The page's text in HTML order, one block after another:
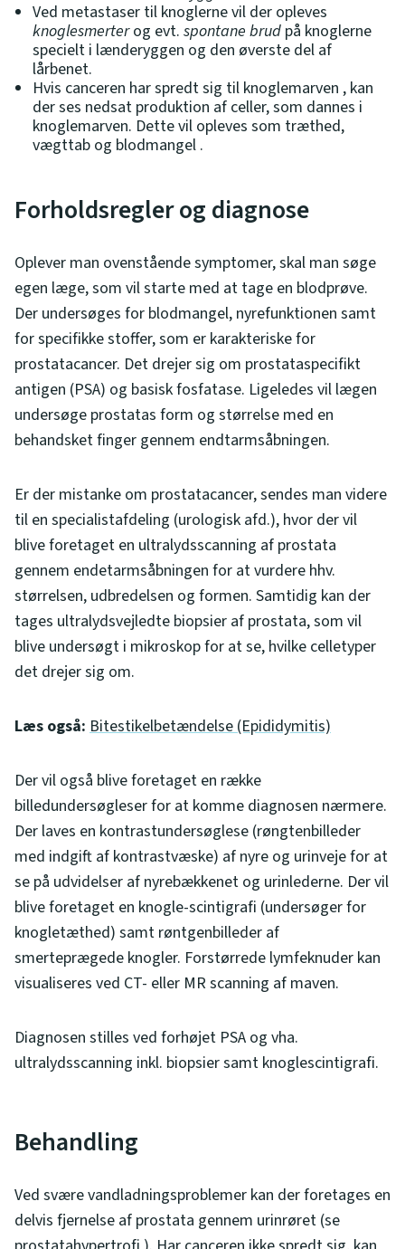
Ved metastaser til knoglerne vil der opleves
knoglesmerterog evt. spontane brud på knoglerne
specielt i lænderyggen og den øverste del af
lårbenet.
Hvis canceren har spredt sig til knoglemarven , kan
der ses nedsat produktion af celler, som dannes i
knoglemarven. Dette vil opleves som træthed,
vægttab og blodmangel .
Forholdsregler og diagnose
Oplever man ovenstående symptomer, skal man søge
egen læge, som vil starte med at tage en blodprøve.
Der undersøges for blodmangel, nyrefunktionen samt
for specifikke stoffer, som er karakteriske for
prostatacancer. Det drejer sig om prostataspecifikt
antigen (PSA) og basisk fosfatase. Ligeledes vil lægen
undersøge prostatas form og størrelse med en
behandsket finger gennem endtarmsåbningen.
Er der mistanke om prostatacancer, sendes man videre
til en specialistafdeling (urologisk afd.), hvor der vil
blive foretaget en ultralydsscanning af prostata
gennem endetarmsåbningen for at vurdere hhv.
størrelsen, udbredelsen og formen. Samtidig kan der
tages ultralydsvejledte biopsier af prostata, som vil
blive undersøgt i mikroskop for at se, hvilke celletyper
det drejer sig om.
Læs også: Bitestikelbetændelse (Epididymitis)
Der vil også blive foretaget en række
billedundersøgleser for at komme diagnosen nærmere.
Der laves en kontrastundersøglese (røngtenbilleder
med indgift af kontrastvæske) af nyre og urinveje for at
se på udvidelser af nyrebækkenet og urinlederne. Der vil
blive foretaget en knogle-scintigrafi (undersøger for
knogletæthed) samt røntgenbilleder af
smerteprægede knogler. Forstørrede lymfeknuder kan
visualiseres ved CT- eller MR scanning af maven.
Diagnosen stilles ved forhøjet PSA og vha.
ultralydsscanning inkl. biopsier samt knoglescintigrafi.
Behandling
Ved svære vandladningsproblemer kan der foretages en
delvis fjernelse af prostata gennem urinrøret (se